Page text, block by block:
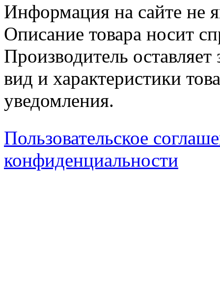
Информация на сайте не
Описание товара носит
Производитель
вид и характеристики
уведомления.
Пользовательское
конфиденциальности